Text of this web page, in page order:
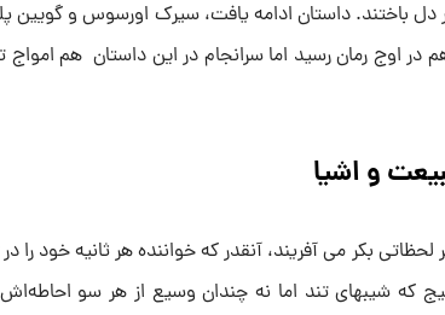
دل باختند. داستان ادامه یافت، سیرک اورسوس و گویین
در اوج رمان رسید اما سرانجام در این داستان هم امواج
و اشیا
بکر می‌ آفریند، آنقدر که خواننده هر ثانیه خود را در
که شیبهای تند اما نه چندان وسیع از هر سو